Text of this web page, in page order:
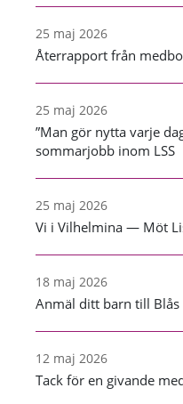
25 maj 2026
Återrapport från
25 maj 2026
”Man gör nytta varje
sommarjobb inom LSS
25 maj 2026
Vi i Vilhelmina — Möt
18 maj 2026
Anmäl ditt barn till
12 maj 2026
Tack för en givande